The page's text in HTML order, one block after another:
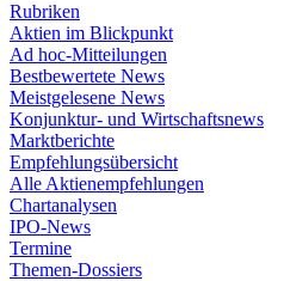
Rubriken
Aktien im Blickpunkt
Ad hoc-Mitteilungen
Bestbewertete News
Meistgelesene News
Konjunktur- und Wirtschaftsnews
Marktberichte
Empfehlungsübersicht
Alle Aktienempfehlungen
Chartanalysen
IPO-News
Termine
Themen-Dossiers